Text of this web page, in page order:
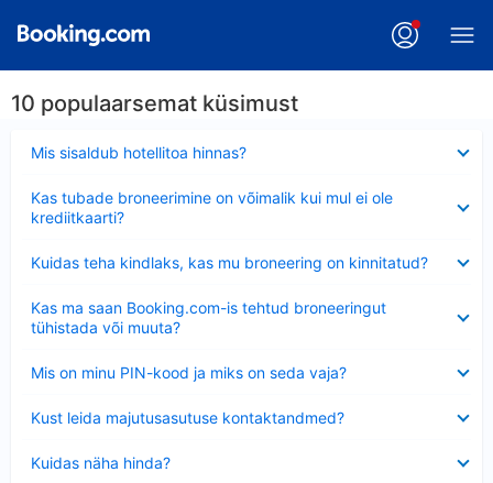
10 populaarsemat küsimust
Mis sisaldub hotellitoa hinnas?
Kas tubade broneerimine on võimalik kui mul ei ole
krediitkaarti?
Kuidas teha kindlaks, kas mu broneering on kinnitatud?
Kas ma saan Booking.com-is tehtud broneeringut
tühistada või muuta?
Mis on minu PIN-kood ja miks on seda vaja?
Kust leida majutusasutuse kontaktandmed?
Kuidas näha hinda?